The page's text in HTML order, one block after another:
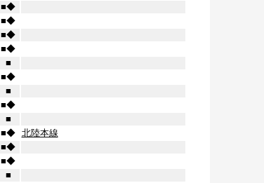
■◆
■◆
■◆
■◆
■
■◆
■
■◆
■
■◆ 北陸本線
■◆
■◆
■